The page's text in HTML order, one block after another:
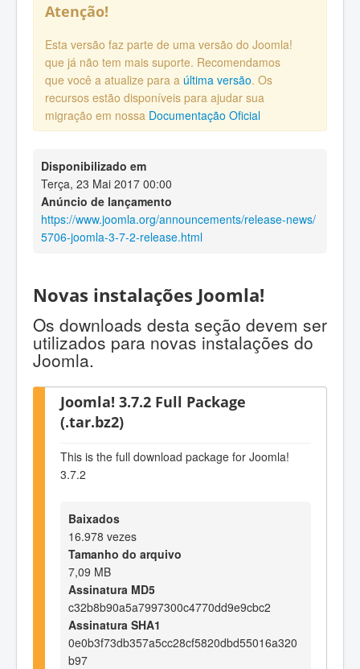
Atenção!
Esta versão faz parte de uma versão do Joomla!
que já não tem mais suporte. Recomendamos
que você a atualize para a última versão. Os
recursos estão disponíveis para ajudar sua
migração em nossa Documentação Oficial
Disponibilizado em
Terça, 23 Mai 2017 00:00
Anúncio de lançamento
https://www.joomla.org/announcements/release-news/
5706-joomla-3-7-2-release.html
Novas instalações Joomla!
Os downloads desta seção devem ser
utilizados para novas instalações do
Joomla.
Joomla! 3.7.2 Full Package
(.tar.bz2)
This is the full download package for Joomla!
3.7.2
Baixados
16.978 vezes
Tamanho do arquivo
7,09 MB
Assinatura MD5
c32b8b90a5a7997300c4770dd9e9cbc2
Assinatura SHA1
0e0b3f73db357a5cc28cf5820dbd55016a320
b97